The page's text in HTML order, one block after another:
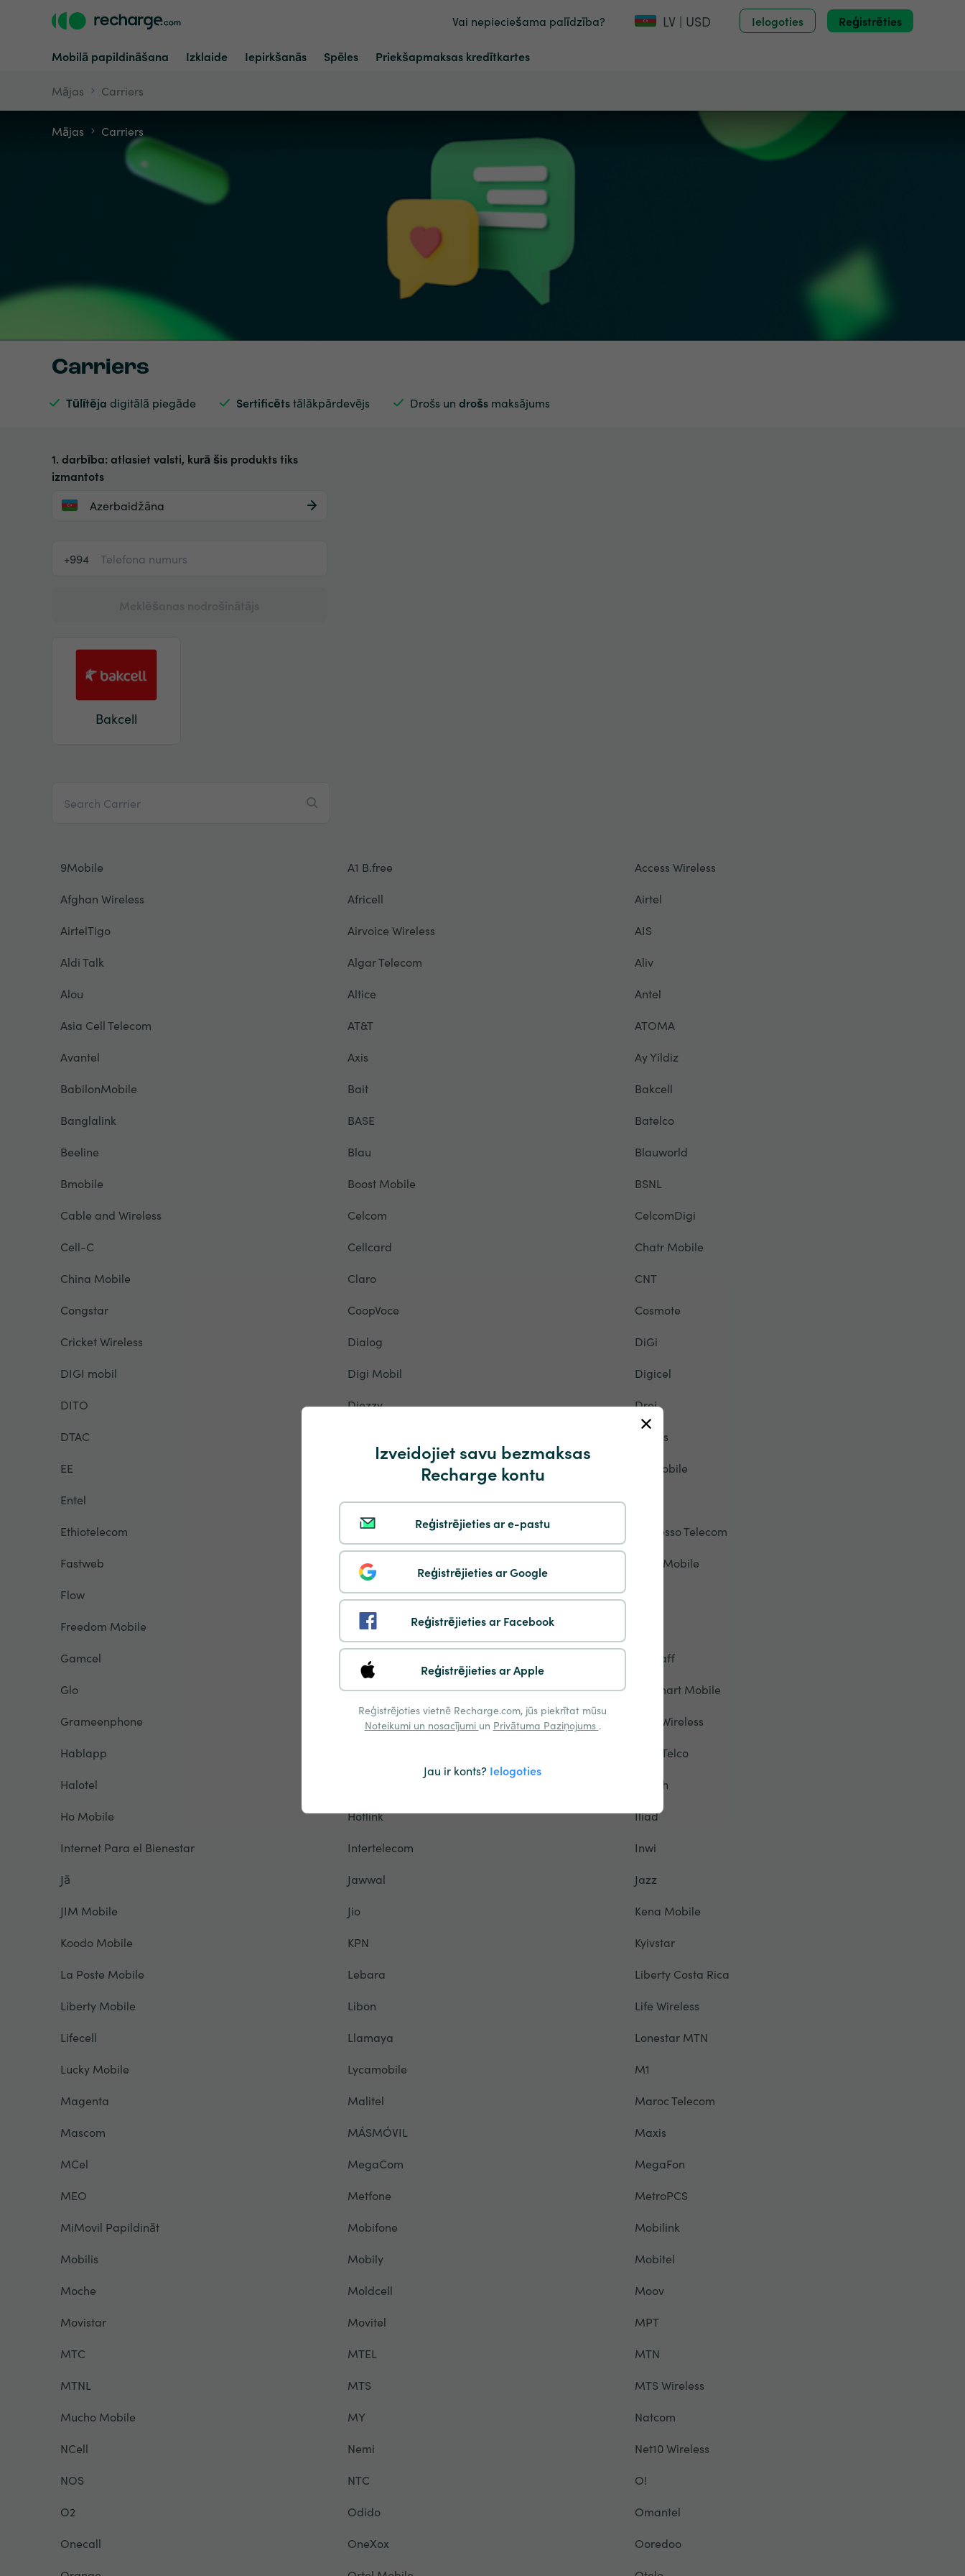
Vai nepieciešama palīdzība? LV | USD Ielogoties Reģistrēties
Mobilā papildināšana Izklaide Iepirkšanās Spēles Priekšapmaksas kredītkartes
Izveidojiet savu bezmaksas
Recharge kontu
Reģistrējieties ar e-pastu
Reģistrējieties ar Google
Reģistrējieties ar Facebook
Reģistrējieties ar Apple
Reģistrējoties vietnē Recharge.com, jūs piekrītat mūsu
Noteikumi un nosacījumi un Privātuma Paziņojums .
Jau ir konts? Ielogoties
Mājas Carriers
Mājas Carriers
Carriers
Tūlītēja digitālā piegāde Sertificētstālākpārdevējs Drošs un drošs maksājums
1. darbība: atlasiet valsti, kurā šis produkts tiks
izmantots
Azerbaidžāna
+994
Bakcell
9Mobile A1 B.free
Access Wireless
Afghan Wireless
Africell
Airtel
AirtelTigo
Airvoice Wireless
AIS
Aldi Talk
Algar Telecom
Aliv
Alou
Altice
Antel
Asia Cell Telecom
AT&T
ATOMA
Avantel
Axis
Ay Yildiz
BabilonMobile
Bait
Bakcell
Banglalink
BASE
Batelco
Beeline
Blau
Blauworld
Bmobile
Boost Mobile
BSNL
Cable and Wireless
Celcom
CelcomDigi
Cell-C
Cellcard
Chatr Mobile
China Mobile
Claro
CNT
Congstar
CoopVoce
Cosmote
Cricket Wireless
Dialog
DiGi
DIGI mobil
Digi Mobil
Digicel
DITO
Djezzy
Drei
DTAC
E-Plus
EE
Eir Mobile
Entel
Epic
Ethiotelecom
Etisalat
Expresso Telecom
Fastweb
Five Mobile
FlashMobile
Flow
Fonic
Freedom Mobile
Friendi Mobile
Gamcel
Georg
giffgaff
Glo
Globe
GoSmart Mobile
Grameenphone
GTT
H2O Wireless
Hablapp
Halo Telco
Halotel
Heyah
Ho Mobile
Hotlink
Iliad
Internet Para el Bienestar
Intertelecom
Inwi
Jā
Jawwal
Jazz
JIM Mobile
Jio
Kena Mobile
Koodo Mobile
KPN
Kyivstar
La Poste Mobile
Lebara
Liberty Costa Rica
Liberty Mobile
Libon
Life Wireless
Lifecell
Llamaya
Lonestar MTN
Lucky Mobile
Lycamobile
M1
Magenta
Malitel
Maroc Telecom
Mascom
MÁSMÓVIL
Maxis
MCel
MegaCom
MegaFon
MEO
Metfone
MetroPCS
MiMovil Papildināt
Mobifone
Mobilink
Mobilis
Mobily
Mobitel
Moche
Moldcell
Moov
Movistar
Movitel
MPT
MTC
MTEL
MTN
MTNL
MTS
MTS Wireless
Mucho Mobile
MY
Natcom
NCell
Nemi
Net10 Wireless
NOS
NTC
O!
O2
Odido
Omantel
Onecall
OneXox
Ooredoo